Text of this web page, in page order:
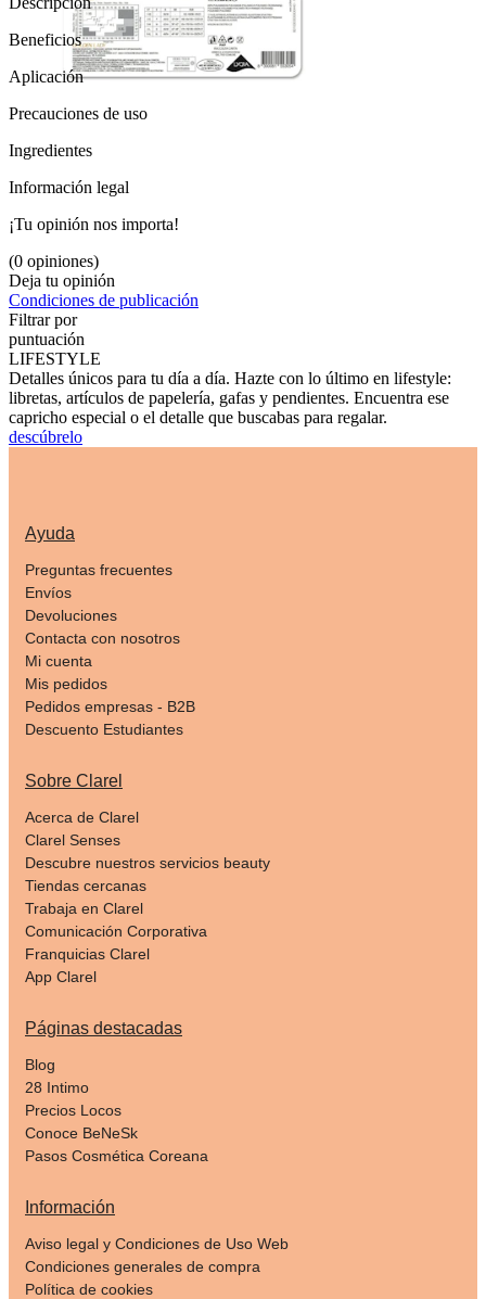
Beneficios
Aplicación
Precauciones de uso
Ingredientes
Información legal
¡Tu opinión nos importa!
(0 opiniones)
Deja tu opinión
Condiciones de publicación
Filtrar por
puntuación
LIFESTYLE
Detalles únicos para tu día a día. Hazte con lo último en lifestyle:
libretas, artículos de papelería, gafas y pendientes. Encuentra ese
capricho especial o el detalle que buscabas para regalar.
descúbrelo
Ayuda
Preguntas frecuentes
Envíos
Devoluciones
Contacta con nosotros
Mi cuenta
Mis pedidos
Pedidos empresas - B2B
Descuento Estudiantes
Sobre Clarel
Acerca de Clarel
Clarel Senses
Descubre nuestros servicios beauty
Tiendas cercanas
Trabaja en Clarel
Comunicación Corporativa
Franquicias Clarel
App Clarel
Páginas destacadas
Blog
28 Intimo
Precios Locos
Conoce BeNeSk
Pasos Cosmética Coreana
Información
Aviso legal y Condiciones de Uso Web
Condiciones generales de compra
Política de cookies